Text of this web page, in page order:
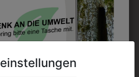
und ist erst ab 12 Stück
zu 60°C.